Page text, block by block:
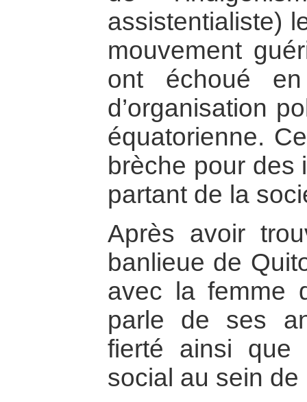
assistentialiste)
mouvement
ont échoué
d’organisation
équatorienne.
brèche pour des
partant de la
Après avoir
banlieue de
avec la femme
parle de ses
fierté ainsi que
social au sein de